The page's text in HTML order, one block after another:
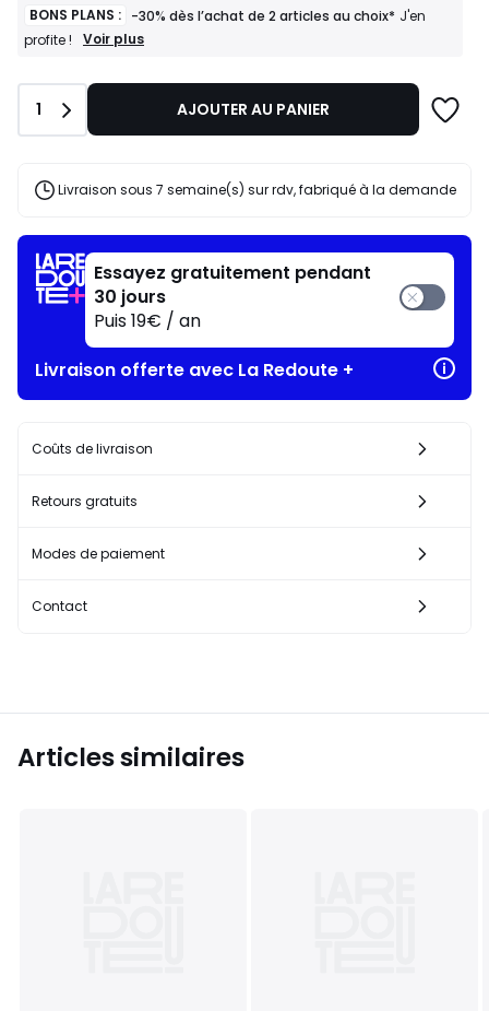
BONS PLANS : -30% dès l’achat de 2 articles au choix* J'en
profite !
BONS
-30%
l’achat
articles
profite
!
Voir plus
Quantité
1 AJOUTER AU PANIER
Livraison sous 7 semaine(s) sur rdv, fabriqué à la demande
Essayez gratuitement pendant
30 jours
Puis 19€ / an
Livraison offerte avec La Redoute +
Coûts de livraison
Retours gratuits
Modes de paiement
Contact
Articles similaires